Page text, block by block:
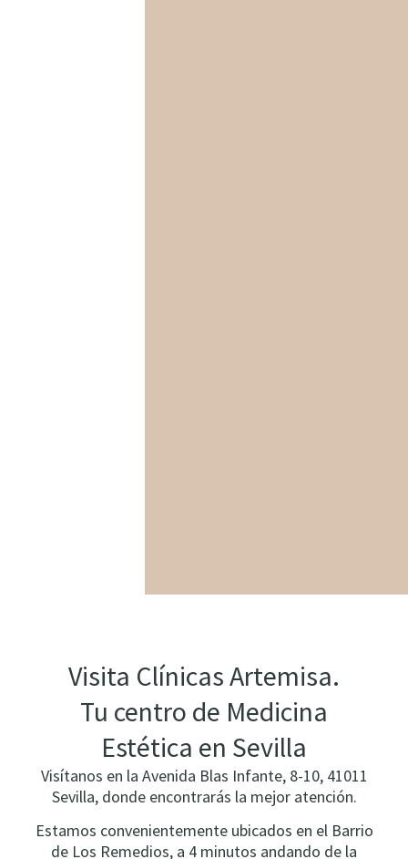
Visita Clínicas Artemisa.
Tu centro de Medicina
Estética en Sevilla
Visítanos en la Avenida Blas Infante, 8-10, 41011
Sevilla, donde encontrarás la mejor atención.
Estamos convenientemente ubicados en el Barrio
de Los Remedios, a 4 minutos andando de la